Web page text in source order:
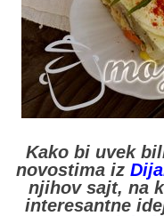
Kako bi uvek
novostima iz
njihov sajt, na
interesantne